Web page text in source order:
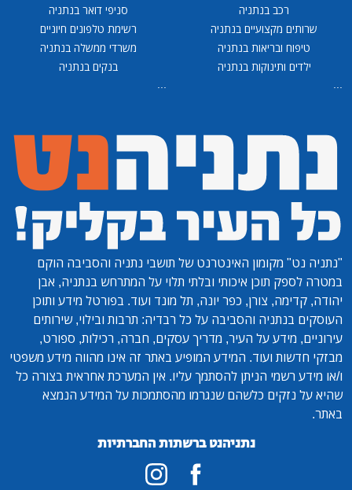
רכב בנתניה
שרותים מקצועיים בנתניה
טיפוח ובריאות בנתניה
ילדים ותינוקות בנתניה
...
סניפי דואר בנתניה
רשימת טלפונים חיוניים
משרדי ממשלה בנתניה
בנקים בנתניה
...
"נתניה נט" מקומון האינטרנט של תושבי נתניה והסביבה הוקם
במטרה לספק תוכן איכותי ובלתי תלוי על המתרחש בנתניה, אבן
יהודה, קדימה, צורן, כפר יונה, תל מונד ועוד. בפורטל מידע ותוכן
העוסקים בנתניה והסביבה על כל רבדיה: תרבות ובילוי, שירותים
עירוניים, מידע על העיר, מדריך עסקים, חברה, רכילות, ספורט,
מבזקי חדשות ועוד. המידע המופיע באתר זה אינו מהווה מידע משפטי
ו/או מידע רשמי הניתן להסתמך עליו. אין המערכת אחראית בצורה כל
שהיא על נזקים כלשהם שנגרמו מהסתמכות על המידע הנמצא
באתר.
נתניהנט ברשתות החברתיות